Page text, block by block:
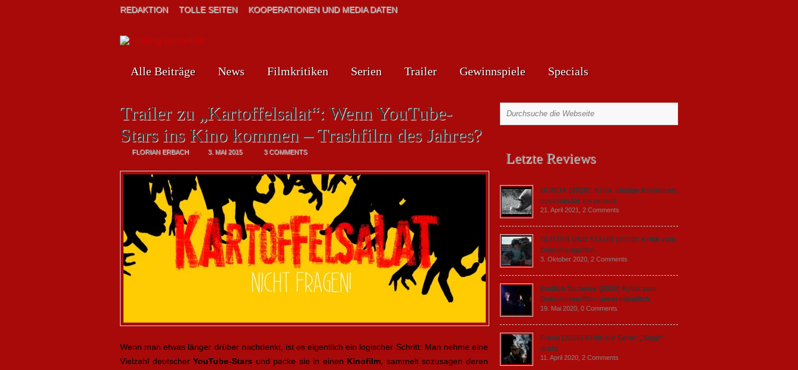
REDAKTION TOLLE SEITEN KOOPERATIONEN UND MEDIA DATEN
Alle Beiträge News Filmkritiken Serien Trailer Gewinnspiele Specials
Trailer zu „Kartoffelsalat“: Wenn YouTube-
Stars ins Kino kommen – Trashfilm des Jahres?
FLORIAN ERBACH 3. MAI 2015 3 COMMENTS
Wenn man etwas länger drüber nachdenkt, ist es eigentlich ein logischer Schritt: Man nehme eine
Vielzahl deutscherYouTube-Stars und packe sie in einen Kinofilm , sammelt sozusagen deren
Letzte Reviews
GUNDA (2020): Kritik. Heilige Kreaturen,
spektakulär inszeniert.
21. April 2021, 2 Comments
GLITZER UND STAUB (2020): Kritik zum
Dokumentarfilm.
3. Oktober 2020, 2 Comments
Endlich Tacheles (2020) Kritik zum
Dokumentarfilm: unverständlich,
19. Mai 2020, 0 Comments
Freud (2020) Kritik zur Serie: „Siggi“
dreht
11. April 2020, 2 Comments